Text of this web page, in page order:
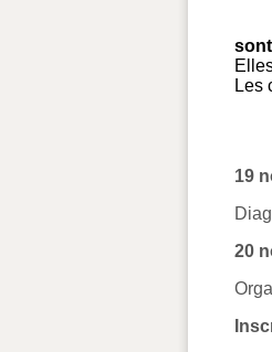
Les
19
20